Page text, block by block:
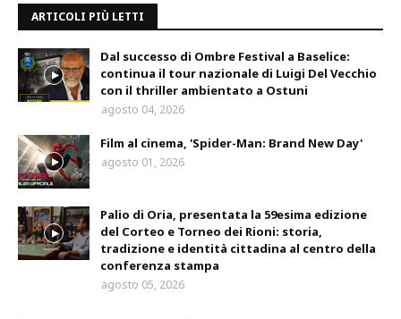
ARTICOLI PIÙ LETTI
Dal successo di Ombre Festival a Baselice:
continua il tour nazionale di Luigi Del Vecchio
con il thriller ambientato a Ostuni
agosto 04, 2026
Film al cinema, 'Spider-Man: Brand New Day'
agosto 01, 2026
Palio di Oria, presentata la 59esima edizione
del Corteo e Torneo dei Rioni: storia,
tradizione e identità cittadina al centro della
conferenza stampa
agosto 05, 2026